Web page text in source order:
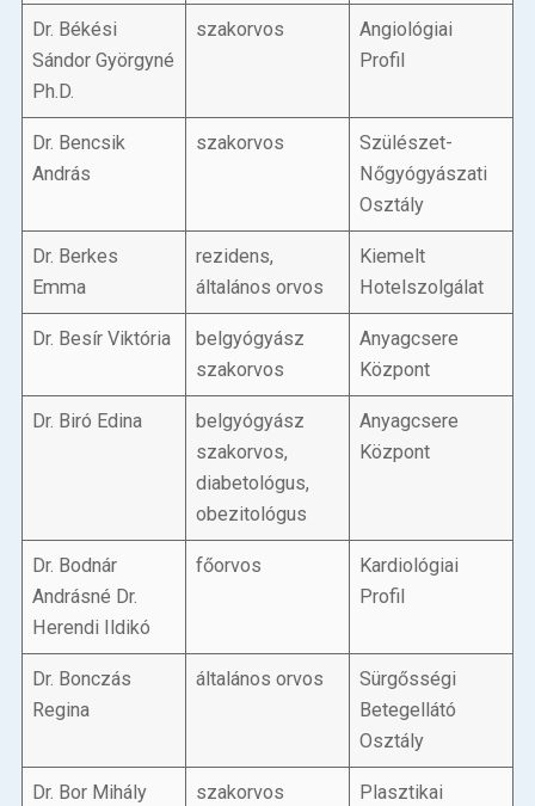
Dr. Békési
Sándor Györgyné
Ph.D.
szakorvos
Angiológiai
Profil
Dr. Bencsik
András
szakorvos
Szülészet-
Nőgyógyászati
Osztály
Dr. Berkes
Emma
rezidens,
általános orvos
Kiemelt
Hotelszolgálat
Dr. Besír Viktória
belgyógyász
szakorvos
Anyagcsere
Központ
Dr. Biró Edina
belgyógyász
szakorvos,
diabetológus,
obezitológus
Anyagcsere
Központ
Dr. Bodnár
Andrásné Dr.
Herendi Ildikó
főorvos
Kardiológiai
Profil
Dr. Bonczás
Regina
általános orvos
Sürgősségi
Betegellátó
Osztály
Dr. Bor Mihály szakorvos
Plasztikai